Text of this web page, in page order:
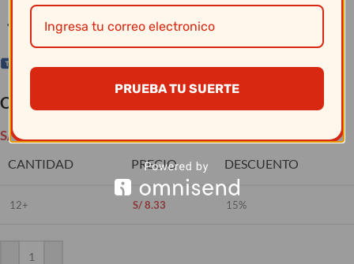
Cuchillo Chuletero 4 Polywood – Tramontina
S/9.80
CANTIDAD PRECIO DESCUENTO
12+ S/8.33 15%
PRUEBA TU SUERTE